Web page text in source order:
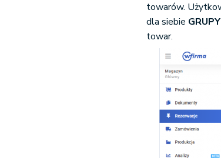
towarów.
dla siebie
towar.